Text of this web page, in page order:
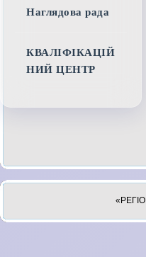
Наглядова рада
КВАЛІФІКАЦІЙ
НИЙ ЦЕНТР